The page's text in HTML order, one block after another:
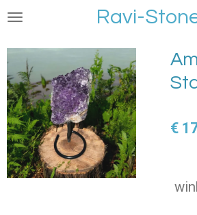
Ga
naar
de
hoofdinhoud
Ravi-
€